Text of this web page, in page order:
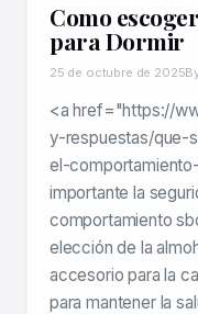
Como
para Dormir
25 de octubre de 2025
<a href="https://
y-respuestas/que-
el-
importante la
comportamiento
elección de la
accesorio para la
para mantener la